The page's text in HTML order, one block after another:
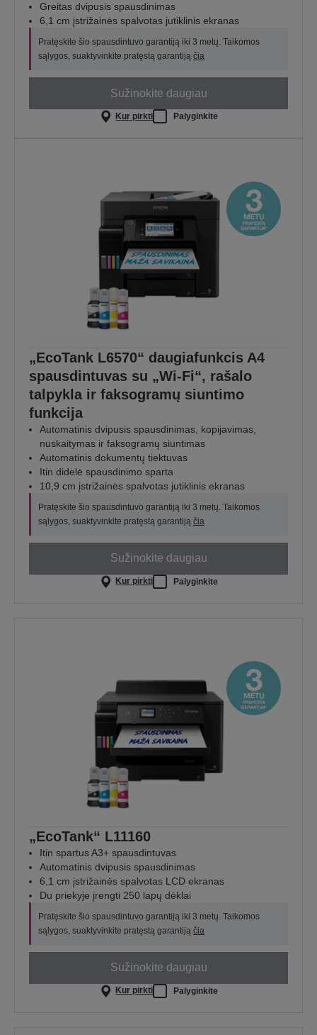
Greitas dvipusis spausdinimas
6,1 cm įstrižainės spalvotas jutiklinis ekranas
Pratęskite šio spausdintuvo garantiją iki 3 metų. Taikomos
sąlygos, suaktyvinkite pratęstą garantiją čia
Sužinokite daugiau
Kur pirkti Palyginkite
„EcoTank L6570“ daugiafunkcis A4
spausdintuvas su „Wi-Fi“, rašalo
talpykla ir faksogramų siuntimo
funkcija
Automatinis dvipusis spausdinimas, kopijavimas,
nuskaitymas ir faksogramų siuntimas
Automatinis dokumentų tiektuvas
Itin didelė spausdinimo sparta
10,9 cm įstrižainės spalvotas jutiklinis ekranas
Pratęskite šio spausdintuvo garantiją iki 3 metų. Taikomos
sąlygos, suaktyvinkite pratęstą garantiją čia
Sužinokite daugiau
Kur pirkti Palyginkite
„EcoTank“ L11160
Itin spartus A3+ spausdintuvas
Automatinis dvipusis spausdinimas
6,1 cm įstrižainės spalvotas LCD ekranas
Du priekyje įrengti 250 lapų dėklai
Pratęskite šio spausdintuvo garantiją iki 3 metų. Taikomos
sąlygos, suaktyvinkite pratęstą garantiją čia
Sužinokite daugiau
Kur pirkti Palyginkite